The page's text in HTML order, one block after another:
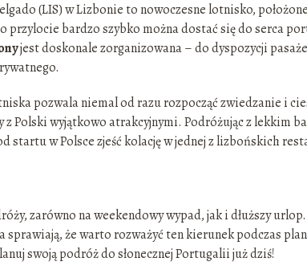
(LIS) w Lizbonie to nowoczesne lotnisko,
przylocie bardzo szybko można dostać się do serca
jest doskonale zorganizowana – do dyspozycji
pozwala niemal od razu rozpocząć zwiedzanie i
Polski wyjątkowo atrakcyjnymi. Podróżując z lekkim
startu w Polsce zjeść kolację w jednej z lizbońskich
zarówno na weekendowy wypad, jak i dłuższy
że warto rozważyć ten kierunek podczas
swoją podróż do słonecznej Portugalii już dziś!